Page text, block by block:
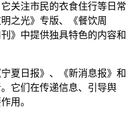
关注市民的衣食住行等日常
之光》专版、《餐饮周
》中提供独具特色的内容和
夏日报》、《新消息报》和
它们在传递信息、引导舆
用。